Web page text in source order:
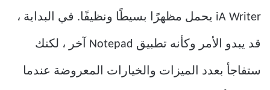
iA Writer يحمل مظهرًا بسيطًا ونظيفًا. في البداية ،
قد يبدو الأمر وكأنه تطبيق Notepad آخر ، لكنك
ستفاجأ بعدد الميزات والخيارات المعروضة عندما